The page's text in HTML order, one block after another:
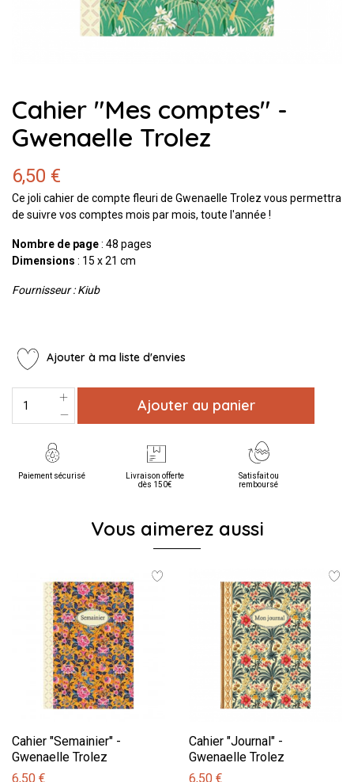
Cahier "Mes comptes" -
Gwenaelle Trolez
6,50 €
Ce joli cahier de compte fleuri de Gwenaelle Trolez vous permettra
de suivre vos comptes mois par mois, toute l'année !
Nombre de page: 48 pages
Dimensions : 15 x 21 cm
Fournisseur : Kiub
Ajouter à ma liste d'envies
Ajouter au panier
Paiement sécurisé
Livraison offerte
dès 150€
Satisfait ou
remboursé
Vous aimerez aussi
Cahier "Semainier" -
Gwenaelle Trolez
6,50 €
Cahier "Journal" -
Gwenaelle Trolez
6,50 €